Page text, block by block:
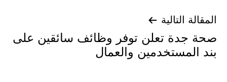
المقالة التالية
صحة جدة تعلن توفر وظائف سائقين على
بند المستخدمين والعمال